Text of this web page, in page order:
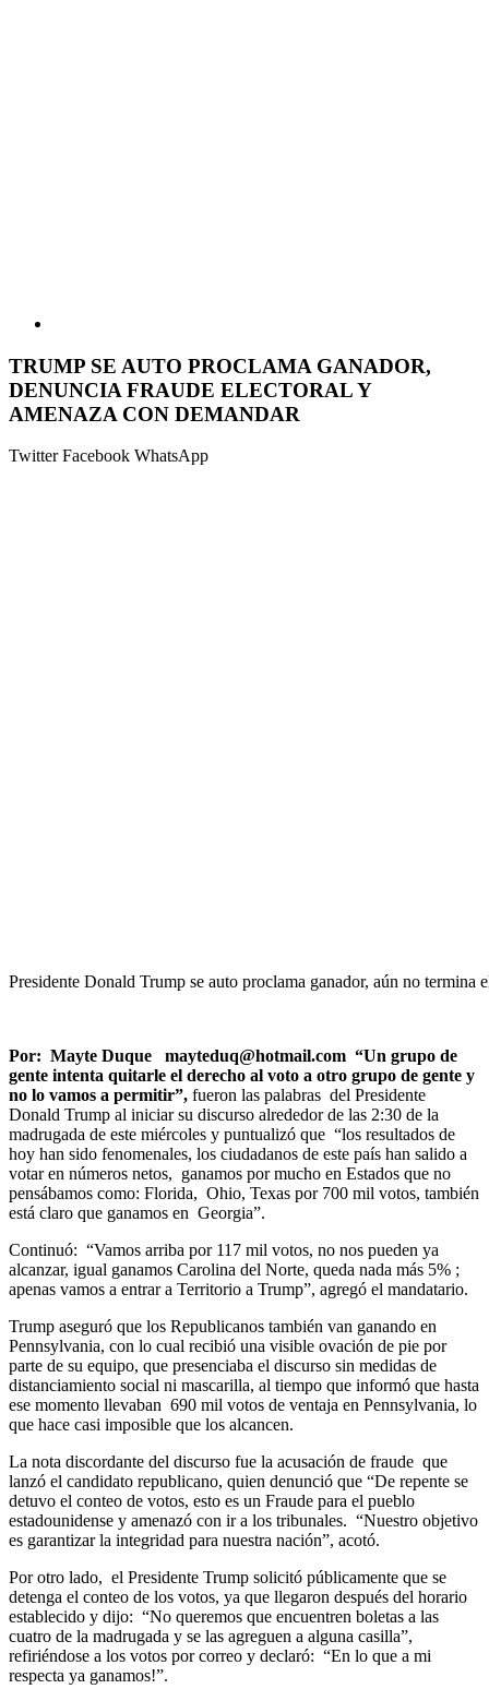
TRUMP SE AUTO PROCLAMA GANADOR,
DENUNCIA FRAUDE ELECTORAL Y
AMENAZA CON DEMANDAR
TwitterFacebook WhatsApp
Presidente Donald Trump se auto proclama ganador, aún no termina
Por: Mayte Duque mayteduq@hotmail.com “Un grupo de
gente intenta quitarle el derecho al voto a otro grupo de gente y
no lo vamos a permitir”, fueron las palabras del Presidente
Donald Trump al iniciar su discurso alrededor de las 2:30 de la
madrugada de este miércoles y puntualizó que “los resultados de
hoy han sido fenomenales, los ciudadanos de este país han salido a
votar en números netos, ganamos por mucho en Estados que no
pensábamos como: Florida, Ohio, Texas por 700 mil votos, también
está claro que ganamos en Georgia”.
Continuó: “Vamos arriba por 117 mil votos, no nos pueden ya
alcanzar, igual ganamos Carolina del Norte, queda nada más 5% ;
apenas vamos a entrar a Territorio a Trump”, agregó el mandatario.
Trump aseguró que los Republicanos también van ganando en
Pennsylvania, con lo cual recibió una visible ovación de pie por
parte de su equipo, que presenciaba el discurso sin medidas de
distanciamiento social ni mascarilla, al tiempo que informó que hasta
ese momento llevaban 690 mil votos de ventaja en Pennsylvania, lo
que hace casi imposible que los alcancen.
La nota discordante del discurso fue la acusación de fraude que
lanzó el candidato republicano, quien denunció que “De repente se
detuvo el conteo de votos, esto es un Fraude para el pueblo
estadounidense y amenazó con ir a los tribunales. “Nuestro objetivo
es garantizar la integridad para nuestra nación”, acotó.
Por otro lado, el Presidente Trump solicitó públicamente que se
detenga el conteo de los votos, ya que llegaron después del horario
establecido y dijo: “No queremos que encuentren boletas a las
cuatro de la madrugada y se las agreguen a alguna casilla”,
refiriéndose a los votos por correo y declaró: “En lo que a mi
respecta ya ganamos!”.